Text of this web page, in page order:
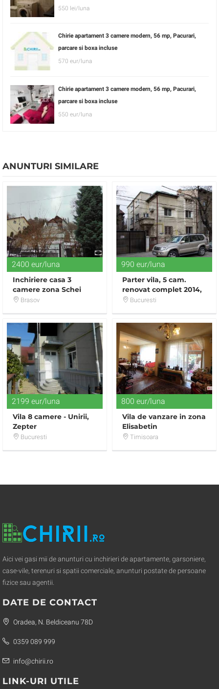
550 lei/luna
Chirie apartament 3 camere modern, 56 mp, Pacurari,
parcare si boxa incluse
570 eur/luna
Chirie apartament 3 camere modern, 56 mp, Pacurari,
parcare si boxa incluse
550 eur/luna
ANUNTURI SIMILARE
2400 eur/luna
Inchiriere casa 3
camere zona Schei
Brasov
990 eur/luna
Parter vila, 5 cam.
renovat complet 2014,
liber din 8.11.2017
Bucuresti
2199 eur/luna
Vila 8 camere - Unirii,
Zepter
Bucuresti
800 eur/luna
Vila de vanzare in zona
Elisabetin
Timisoara
Aici vei gasi mii de anunturi cu inchirieri de apartamente, garsoniere,
case-vile, terenuri si spatii comerciale, anunturi postate de persoane
fizice sau agentii.
DATE DE CONTACT
Oradea, N. Beldiceanu 78D
0359 089 999
info@chirii.ro
LINK-URI UTILE